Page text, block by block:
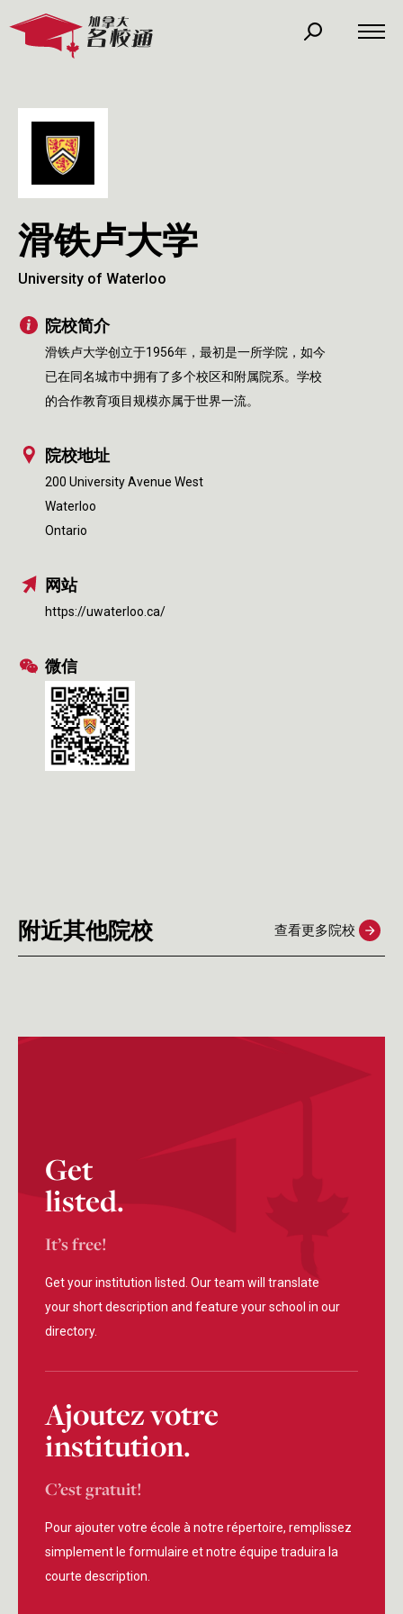
滑铁卢大学
University of Waterloo
院校简介
滑铁卢大学创立于1956年，最初是一所学院，如今
已在同名城市中拥有了多个校区和附属院系。学校
的合作教育项目规模亦属于世界一流。
院校地址
200 University Avenue West
Waterloo
Ontario
网站
https://uwaterloo.ca/
微信
附近其他院校 查看更多院校
约克大学 阿尔伯特学院
Get
listed.
It’s free!
Get your institution listed. Our team will translate
your short description and feature your school in our
directory.
Ajoutez votre
institution.
C’est gratuit!
Pour ajouter votre école à notre répertoire, remplissez
simplement le formulaire et notre équipe traduira la
courte description.